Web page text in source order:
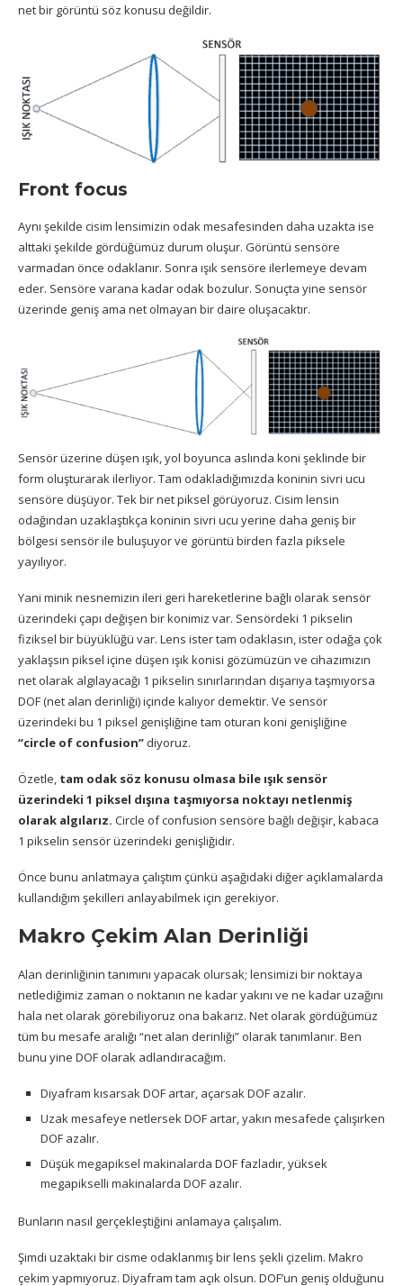
net bir görüntü söz konusu değildir.
Front focus
Aynı şekilde cisim lensimizin odak mesafesinden daha uzakta ise
alttaki şekilde gördüğümüz durum oluşur. Görüntü sensöre
varmadan önce odaklanır. Sonra ışık sensöre ilerlemeye devam
eder. Sensöre varana kadar odak bozulur. Sonuçta yine sensör
üzerinde geniş ama net olmayan bir daire oluşacaktır.
Sensör üzerine düşen ışık, yol boyunca aslında koni şeklinde bir
form oluşturarak ilerliyor. Tam odakladığımızda koninin sivri ucu
sensöre düşüyor. Tek bir net piksel görüyoruz. Cisim lensin
odağından uzaklaştıkça koninin sivri ucu yerine daha geniş bir
bölgesi sensör ile buluşuyor ve görüntü birden fazla piksele
yayılıyor.
Yani minik nesnemizin ileri geri hareketlerine bağlı olarak sensör
üzerindeki çapı değişen bir konimiz var. Sensördeki 1 pikselin
fiziksel bir büyüklüğü var. Lens ister tam odaklasın, ister odağa çok
yaklaşsın piksel içine düşen ışık konisi gözümüzün ve cihazımızın
net olarak algılayacağı 1 pikselin sınırlarından dışarıya taşmıyorsa
DOF (net alan derinliği) içinde kalıyor demektir. Ve sensör
üzerindeki bu 1 piksel genişliğine tam oturan koni genişliğine
“circle of confusion” diyoruz.
Özetle, tam odak söz konusu olmasa bile ışık sensör
üzerindeki 1 piksel dışına taşmıyorsa noktayı netlenmiş
olarak algılarız. Circle of confusion sensöre bağlı değişir, kabaca
1 pikselin sensör üzerindeki genişliğidir.
Önce bunu anlatmaya çalıştım çünkü aşağıdaki diğer açıklamalarda
kullandığım şekilleri anlayabilmek için gerekiyor.
Makro Çekim Alan Derinliği
Alan derinliğinin tanımını yapacak olursak; lensimizi bir noktaya
netlediğimiz zaman o noktanın ne kadar yakını ve ne kadar uzağını
hala net olarak görebiliyoruz ona bakarız. Net olarak gördüğümüz
tüm bu mesafe aralığı “net alan derinliği” olarak tanımlanır. Ben
bunu yine DOF olarak adlandıracağım.
Diyafram kısarsak DOF artar, açarsak DOF azalır.
Uzak mesafeye netlersek DOF artar, yakın mesafede çalışırken
DOF azalır.
Düşük megapiksel makinalarda DOF fazladır, yüksek
megapikselli makinalarda DOF azalır.
Bunların nasıl gerçekleştiğini anlamaya çalışalım.
Şimdi uzaktaki bir cisme odaklanmış bir lens şekli çizelim. Makro
çekim yapmıyoruz. Diyafram tam açık olsun. DOF’un geniş olduğunu